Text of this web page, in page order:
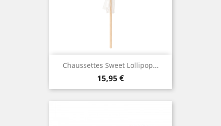
Chaussettes Sweet Lollipop...
Prix
15,95 €